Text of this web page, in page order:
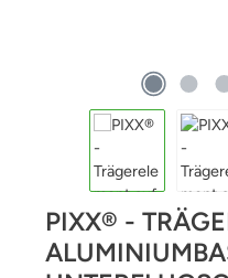
PIXX® -